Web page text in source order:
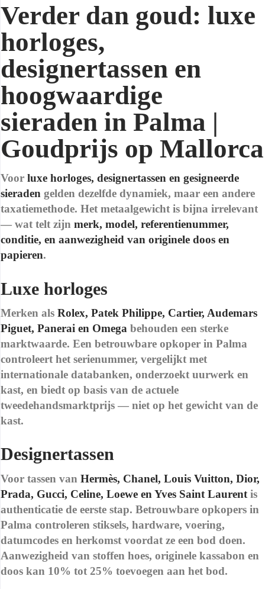
Verder dan goud: luxe
horloges,
designertassen en
hoogwaardige
sieraden in Palma |
Goudprijs op Mallorca
Voor luxe horloges, designertassen en gesigneerde
sieraden gelden dezelfde dynamiek, maar een andere
taxatiemethode. Het metaalgewicht is bijna irrelevant
— wat telt zijn merk, model, referentienummer,
conditie, en aanwezigheid van originele doos en
papieren.
Luxe horloges
Merken als Rolex, Patek Philippe, Cartier, Audemars
Piguet, Panerai en Omega behouden een sterke
marktwaarde. Een betrouwbare opkoper in Palma
controleert het serienummer, vergelijkt met
internationale databanken, onderzoekt uurwerk en
kast, en biedt op basis van de actuele
tweedehandsmarktprijs — niet op het gewicht van de
kast.
Designertassen
Voor tassen van Hermès, Chanel, Louis Vuitton, Dior,
Prada, Gucci, Celine, Loewe en Yves Saint Laurent is
authenticatie de eerste stap. Betrouwbare opkopers in
Palma controleren stiksels, hardware, voering,
datumcodes en herkomst voordat ze een bod doen.
Aanwezigheid van stoffen hoes, originele kassabon en
doos kan 10% tot 25% toevoegen aan het bod.